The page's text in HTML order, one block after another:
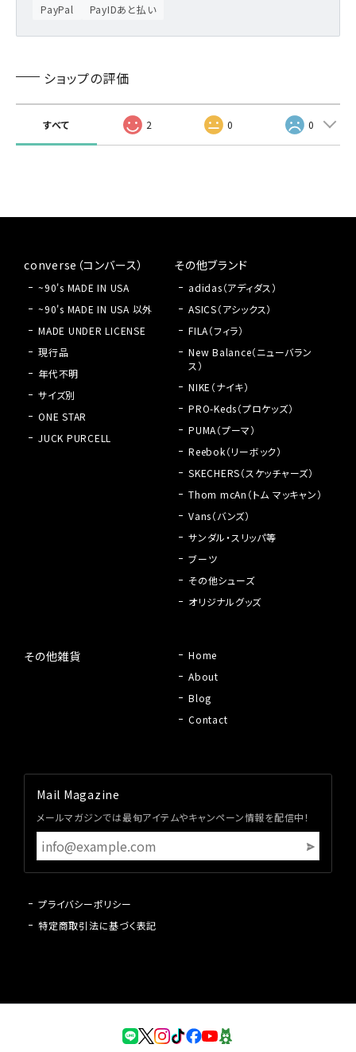
converse（コンバース）
~90's MADE IN USA
~90's MADE IN USA 以外
MADE UNDER LICENSE
現行品
年代不明
サイズ別
ONE STAR
JUCK PURCELL
その他ブランド
adidas（アディダス）
ASICS（アシックス）
FILA（フィラ）
New Balance（ニューバラン
ス）
NIKE（ナイキ）
PRO-Keds（プロケッズ）
PUMA（プーマ）
Reebok（リーボック）
SKECHERS（スケッチャーズ）
Thom mcAn（トム マッキャン）
Vans（バンズ）
サンダル・スリッパ等
ブーツ
その他シューズ
オリジナルグッズ
その他雑貨
Home
About
Blog
Contact
Mail Magazine
メールマガジンでは最旬アイテムやキャンペーン情報を配信中！
プライバシーポリシー
特定商取引法に基づく表記
PayPal
PayIDあと払い
ショップの評価
すべて 2 0 0